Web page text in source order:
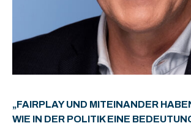
„FAIRPLAY UND MITEINANDER
WIE IN DER POLITIK EINE